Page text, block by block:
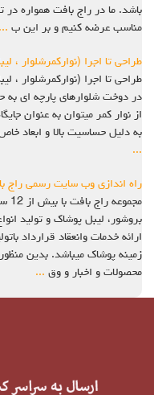
باشد. ما در راج بافت همواره
مناسب عرضه کنیم و بر این ب ...
طراحی تا اجرا (نوارکمرشلوار ،
طراحی تا اجرا (نوارکمرشلوار ،
در دوخت شلوارهای پارچه ای به
از نوار کمر میتوان به عنوان
به دلیل حساسیت بالا و ابعاد
...
راه اندازی وب سایت رسمی راج
بروشور، لیبل پوشاک و تولید
ارائه خدمات وانعقاد قرارداد
زمینه پوشاک میباشد. بدین
محصولات و اخبار و وق ...